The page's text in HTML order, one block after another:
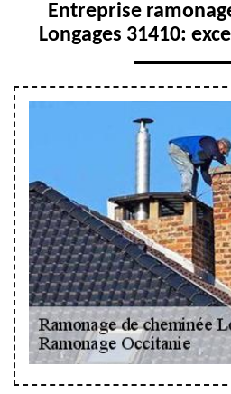
Entreprise
Longages 31410: